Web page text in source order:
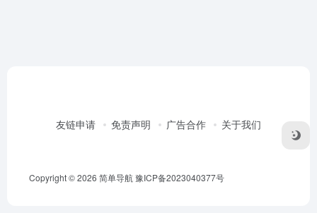
友链申请 免责声明 广告合作 关于我们
Copyright © 2026 简单导航豫ICP备2023040377号